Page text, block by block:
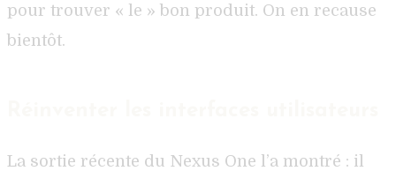
pour trouver « le » bon produit. On en recause
bientôt.
La sortie récente du Nexus One l’a montré : il